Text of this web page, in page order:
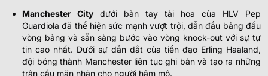
Manchester City dưới bàn tay tài hoa của HLV Pep
Guardiola đã thể hiện sức mạnh vượt trội, dẫn đầu bảng đấu
vòng bảng và sẵn sàng bước vào vòng knock-out với sự tự
tin cao nhất. Dưới sự dẫn dắt của tiền đạo Erling Haaland,
đội bóng thành Manchester liên tục ghi bàn và tạo ra những
trận cầu mãn nhãn cho người hâm mộ.